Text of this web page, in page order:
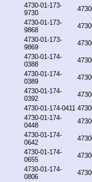
4730-01-173-
9730
4730-01-173-
9868
4730-01-173-
9869
4730-01-174-
0388
4730-01-174-
0389
4730-01-174-
0392
4730-01-174-0411
4730-01-174-
0448
4730-01-174-
0642
4730-01-174-
0655
4730-01-174-
0806